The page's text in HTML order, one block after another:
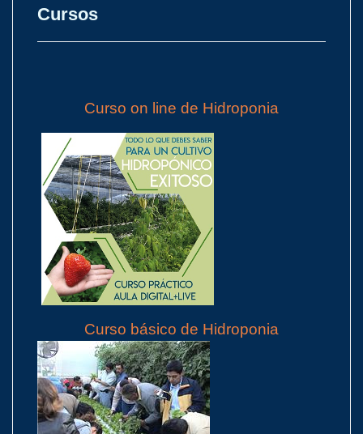
Cursos
Curso on line de Hidroponia
Curso básico de Hidroponia